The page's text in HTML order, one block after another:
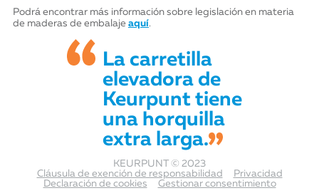
Podrá encontrar más información sobre legislación en materia
de maderas de embalaje aquí.
La carretilla
elevadora de
Keurpunt tiene
una horquilla
extra larga.
KEURPUNT © 2023
Cláusula de exención de responsabilidad
Privacidad
Declaración de cookies
Gestionar consentimiento